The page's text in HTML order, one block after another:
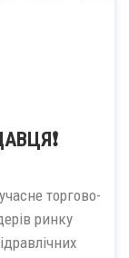
торгово-
ринку